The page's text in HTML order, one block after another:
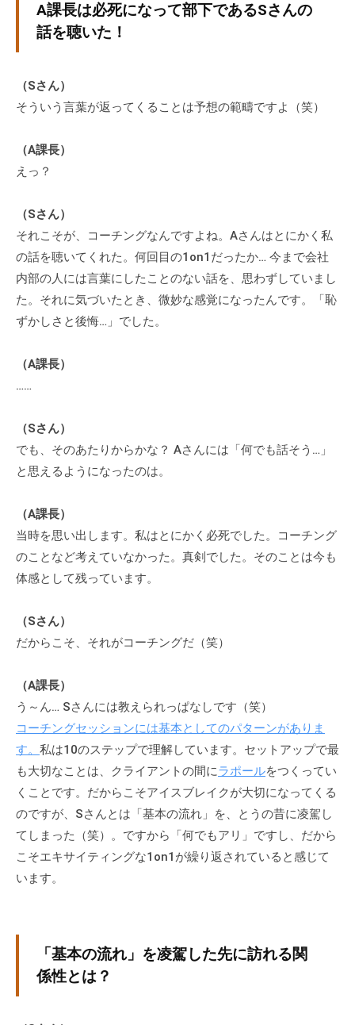
、
ー
チ
探
し
い
る
方
、
ー
チ
グ
を
内
に
導
し
た
小
業
の
な
ど
、
コ
ー
チ
に
関
す
A課長は必死になって部下であるSさんの
話を聴いた！
（Sさん）
そういう言葉が返ってくることは予想の範疇ですよ（笑）
（A課長）
えっ？
（Sさん）
それこそが、コーチングなんですよね。Aさんはとにかく私
の話を聴いてくれた。何回目の1on1だったか… 今まで会社
内部の人には言葉にしたことのない話を、思わずしていまし
た。それに気づいたとき、微妙な感覚になったんです。「恥
ずかしさと後悔…」でした。
（A課長）
……
（Sさん）
でも、そのあたりからかな？ Aさんには「何でも話そう…」
と思えるようになったのは。
（A課長）
当時を思い出します。私はとにかく必死でした。コーチング
のことなど考えていなかった。真剣でした。そのことは今も
体感として残っています。
（Sさん）
だからこそ、それがコーチングだ（笑）
（A課長）
う～ん… Sさんには教えられっぱなしです（笑）
コーチングセッションには基本としてのパターンがありま
す。 私は10のステップで理解しています。セットアップで最
も大切なことは、クライアントの間にラポールをつくってい
くことです。だからこそアイスブレイクが大切になってくる
のですが、Sさんとは「基本の流れ」を、とうの昔に凌駕し
てしまった（笑）。ですから「何でもアリ」ですし、だから
こそエキサイティングな1on1が繰り返されていると感じて
います。
「基本の流れ」を凌駕した先に訪れる関
係性とは？